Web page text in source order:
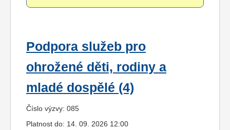
Podpora služeb pro
ohrožené děti, rodiny a
mladé dospělé (4)
Číslo výzvy: 085
Platnost do: 14. 09. 2026 12:00